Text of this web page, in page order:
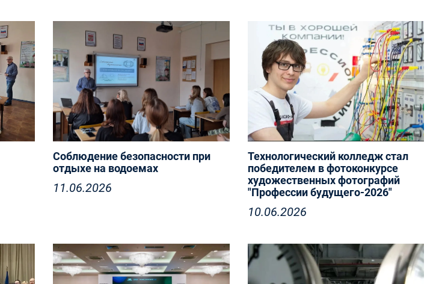
Соблюдение безопасности при
отдыхе на водоемах
11.06.2026
Технологический колледж стал
победителем в фотоконкурсе
художественных фотографий
"Профессии будущего-2026"
10.06.2026